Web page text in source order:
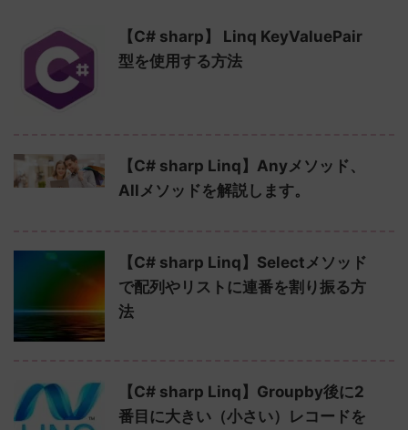
【C# sharp】 Linq KeyValuePair
型を使用する方法
【C# sharp Linq】Anyメソッド、
Allメソッドを解説します。
【C# sharp Linq】Selectメソッド
で配列やリストに連番を割り振る方
法
【C# sharp Linq】Groupby後に2
番目に大きい（小さい）レコードを